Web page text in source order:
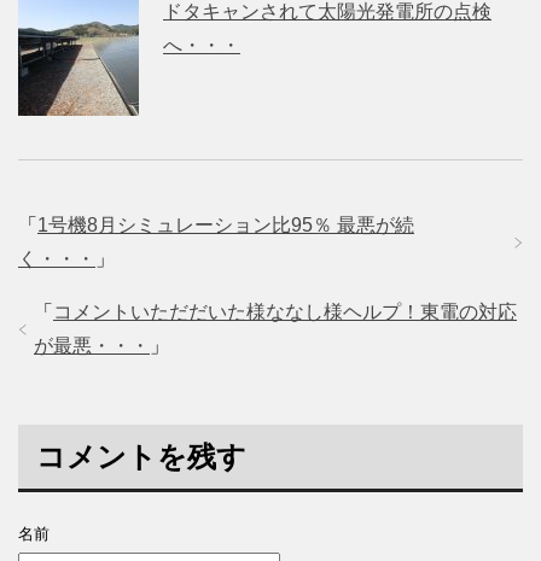
ドタキャンされて太陽光発電所の点検
へ・・・
「 1号機8月シミュレーション比95％ 最悪が続
く・・・
」
「 コメントいただだいた様ななし様ヘルプ！東電の対応
が最悪・・・
」
コメントを残す
名前